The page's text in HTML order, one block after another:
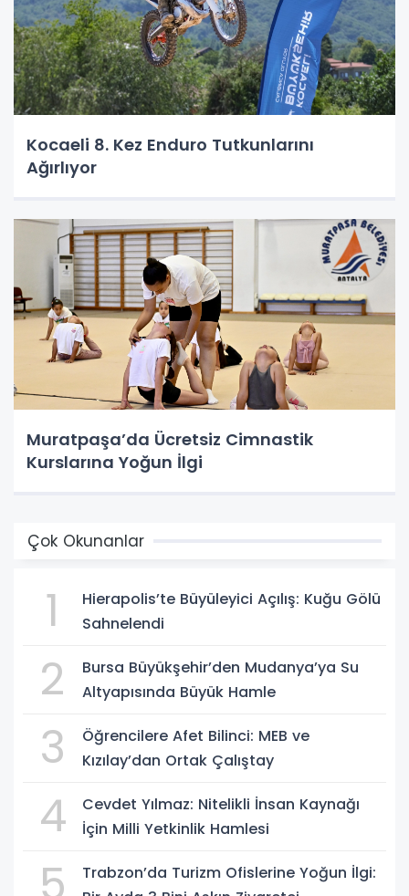
Kocaeli 8. Kez Enduro Tutkunlarını
Ağırlıyor
Muratpaşa’da Ücretsiz Cimnastik
Kurslarına Yoğun İlgi
Çok Okunanlar
1
Hierapolis’te Büyüleyici Açılış: Kuğu Gölü
Sahnelendi
2
Bursa Büyükşehir’den Mudanya’ya Su
Altyapısında Büyük Hamle
3
Öğrencilere Afet Bilinci: MEB ve
Kızılay’dan Ortak Çalıştay
4
Cevdet Yılmaz: Nitelikli İnsan Kaynağı
İçin Milli Yetkinlik Hamlesi
Trabzon’da Turizm Ofislerine Yoğun İlgi: